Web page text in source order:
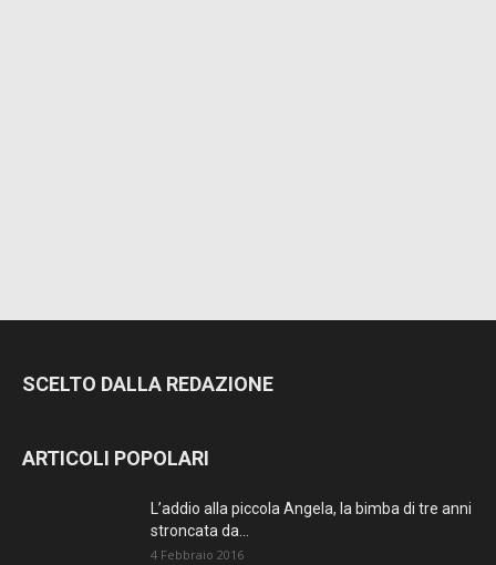
SCELTO DALLA REDAZIONE
ARTICOLI POPOLARI
L’addio alla piccola Angela, la bimba di tre anni
stroncata da...
4 Febbraio 2016